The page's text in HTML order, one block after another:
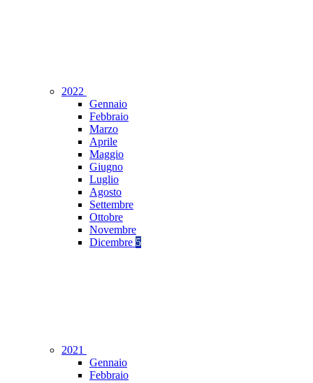
2022
Gennaio
Febbraio
Marzo
Aprile
Maggio
Giugno
Luglio
Agosto
Settembre
Ottobre
Novembre
Dicembre 5
2021
Gennaio
Febbraio